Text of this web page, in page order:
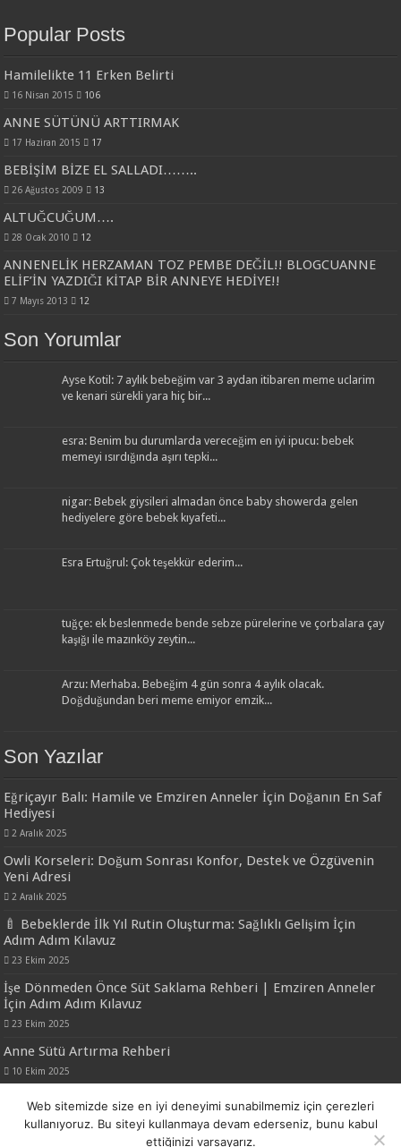
Popular Posts
Hamilelikte 11 Erken Belirti
16 Nisan 2015 106
ANNE SÜTÜNÜ ARTTIRMAK
17 Haziran 2015 17
BEBİŞİM BİZE EL SALLADI……..
26 Ağustos 2009 13
ALTUĞCUĞUM….
28 Ocak 2010 12
ANNENELİK HERZAMAN TOZ PEMBE DEĞİL!! BLOGCUANNE
ELİF’İN YAZDIĞI KİTAP BİR ANNEYE HEDİYE!!
7 Mayıs 2013 12
Son Yorumlar
Ayse Kotil: 7 aylık bebeğim var 3 aydan itibaren meme uclarim
ve kenari sürekli yara hiç bir...
esra: Benim bu durumlarda vereceğim en iyi ipucu: bebek
memeyi ısırdığında aşırı tepki...
nigar: Bebek giysileri almadan önce baby showerda gelen
hediyelere göre bebek kıyafeti...
Esra Ertuğrul: Çok teşekkür ederim...
tuğçe: ek beslenmede bende sebze pürelerine ve çorbalara çay
kaşığı ile mazınköy zeytin...
Arzu: Merhaba. Bebeğim 4 gün sonra 4 aylık olacak.
Doğduğundan beri meme emiyor emzik...
Son Yazılar
Eğriçayır Balı: Hamile ve Emziren Anneler İçin Doğanın En Saf
Hediyesi
2 Aralık 2025
Owli Korseleri: Doğum Sonrası Konfor, Destek ve Özgüvenin
Yeni Adresi
2 Aralık 2025
🍼 Bebeklerde İlk Yıl Rutin Oluşturma: Sağlıklı Gelişim İçin
Adım Adım Kılavuz
23 Ekim 2025
İşe Dönmeden Önce Süt Saklama Rehberi | Emziren Anneler
İçin Adım Adım Kılavuz
23 Ekim 2025
Anne Sütü Artırma Rehberi
10 Ekim 2025
Web Tasarım Destek Dijizu.com
Web sitemizde size en iyi deneyimi sunabilmemiz için çerezleri
kullanıyoruz. Bu siteyi kullanmaya devam ederseniz, bunu kabul
ettiğinizi varsayarız.